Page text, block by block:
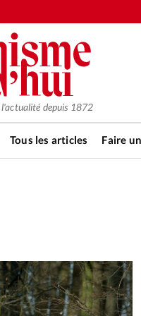
l'actualité depuis 1872
Tous les articles Faire